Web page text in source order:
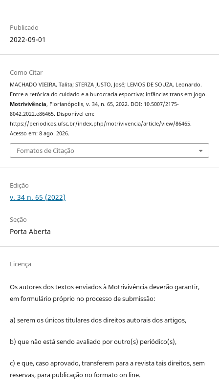
Publicado
2022-09-01
Como Citar
MACHADO VIEIRA, Talita; STERZA JUSTO, José; LEMOS DE SOUZA, Leonardo.
Entre a retórica do cuidado e a burocracia esportiva: infâncias trans em jogo.
Motrivivência, Florianópolis, v. 34, n. 65, 2022. DOI: 10.5007/2175-
8042.2022.e86465. Disponível em:
https://periodicos.ufsc.br/index.php/motrivivencia/article/view/86465.
Acesso em: 8 ago. 2026.
Fomatos de Citação
Edição
v. 34 n. 65 (2022)
Seção
Porta Aberta
Licença
Os autores dos textos enviados à Motrivivência deverão garantir,
em formulário próprio no processo de submissão:
a) serem os únicos titulares dos direitos autorais dos artigos,
b) que não está sendo avaliado por outro(s) periódico(s),
c) e que, caso aprovado, transferem para a revista tais direitos, sem
reservas, para publicação no formato on line.